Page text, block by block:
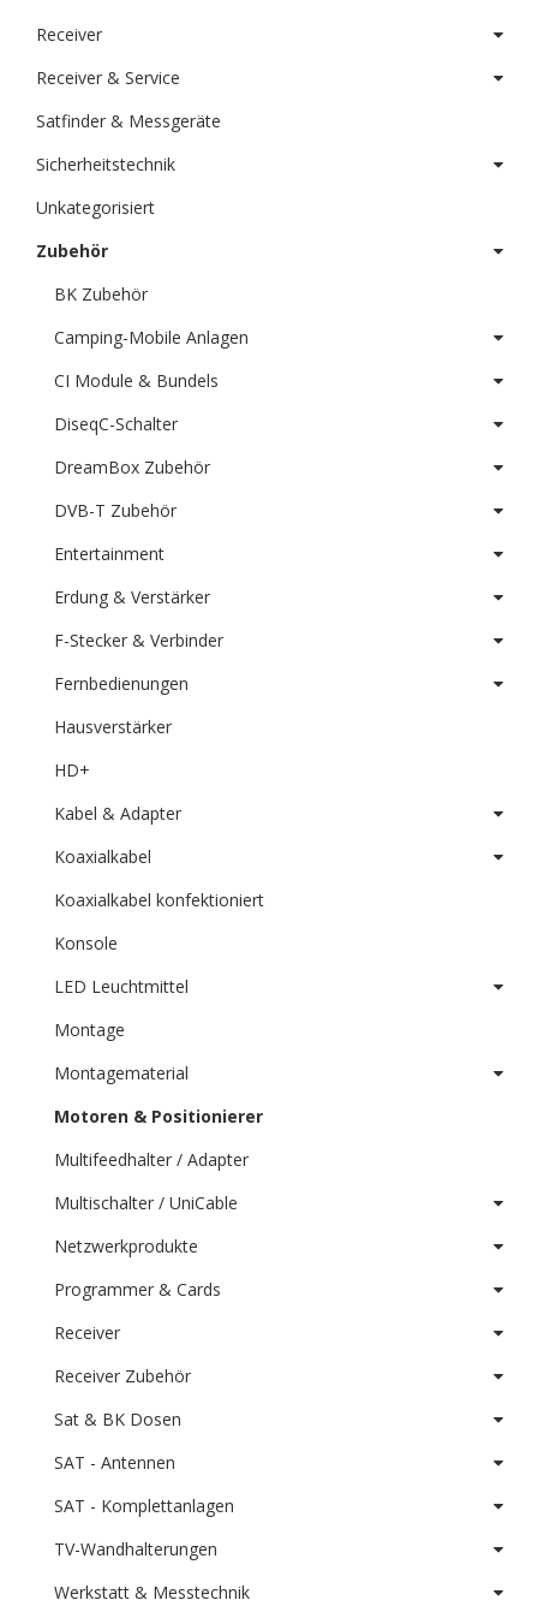
Receiver
Receiver & Service
Satfinder & Messgeräte
Sicherheitstechnik
Unkategorisiert
Zubehör
BK Zubehör
Camping-Mobile Anlagen
CI Module & Bundels
DiseqC-Schalter
DreamBox Zubehör
DVB-T Zubehör
Entertainment
Erdung & Verstärker
F-Stecker & Verbinder
Fernbedienungen
Hausverstärker
HD+
Kabel & Adapter
Koaxialkabel
Koaxialkabel konfektioniert
Konsole
LED Leuchtmittel
Montage
Montagematerial
Motoren & Positionierer
Multifeedhalter / Adapter
Multischalter / UniCable
Netzwerkprodukte
Programmer & Cards
Receiver
Receiver Zubehör
Sat & BK Dosen
SAT - Antennen
SAT - Komplettanlagen
TV-Wandhalterungen
Werkstatt & Messtechnik